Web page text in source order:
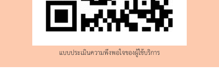
แบบประเมินความพึงพอใจของผู้ใช้บริการ